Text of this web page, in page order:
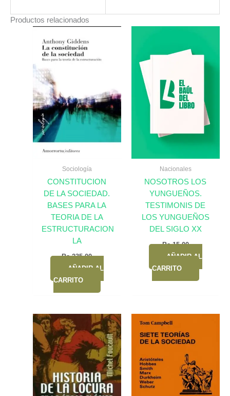
Productos relacionados
Sociología
CONSTITUCION
DE LA SOCIEDAD.
BASES PARA LA
TEORIA DE LA
ESTRUCTURACION
LA
Bs.235,00
AÑADIR AL
CARRITO
Nacionales
NOSOTROS LOS
YUNGUEÑOS.
TESTIMONIS DE
LOS YUNGUEÑOS
DEL SIGLO XX
Bs.15,00
AÑADIR AL
CARRITO